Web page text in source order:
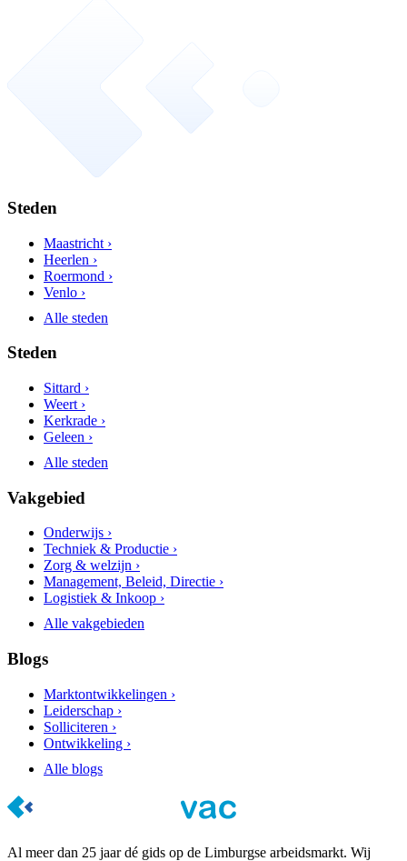
Steden
Maastricht ›
Heerlen ›
Roermond ›
Venlo ›
Alle steden
Steden
Sittard ›
Weert ›
Kerkrade ›
Geleen ›
Alle steden
Vakgebied
Onderwijs ›
Techniek & Productie ›
Zorg & welzijn ›
Management, Beleid, Directie ›
Logistiek & Inkoop ›
Alle vakgebieden
Blogs
Marktontwikkelingen ›
Leiderschap ›
Solliciteren ›
Ontwikkeling ›
Alle blogs
Al meer dan 25 jaar dé gids op de Limburgse arbeidsmarkt. Wij